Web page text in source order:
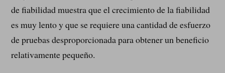
de fiabilidad muestra que el crecimiento de la fiabilidad
es muy lento y que se requiere una cantidad de esfuerzo
de pruebas desproporcionada para obtener un beneficio
relativamente pequeño.